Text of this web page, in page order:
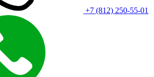
+7 (812) 250-55-01